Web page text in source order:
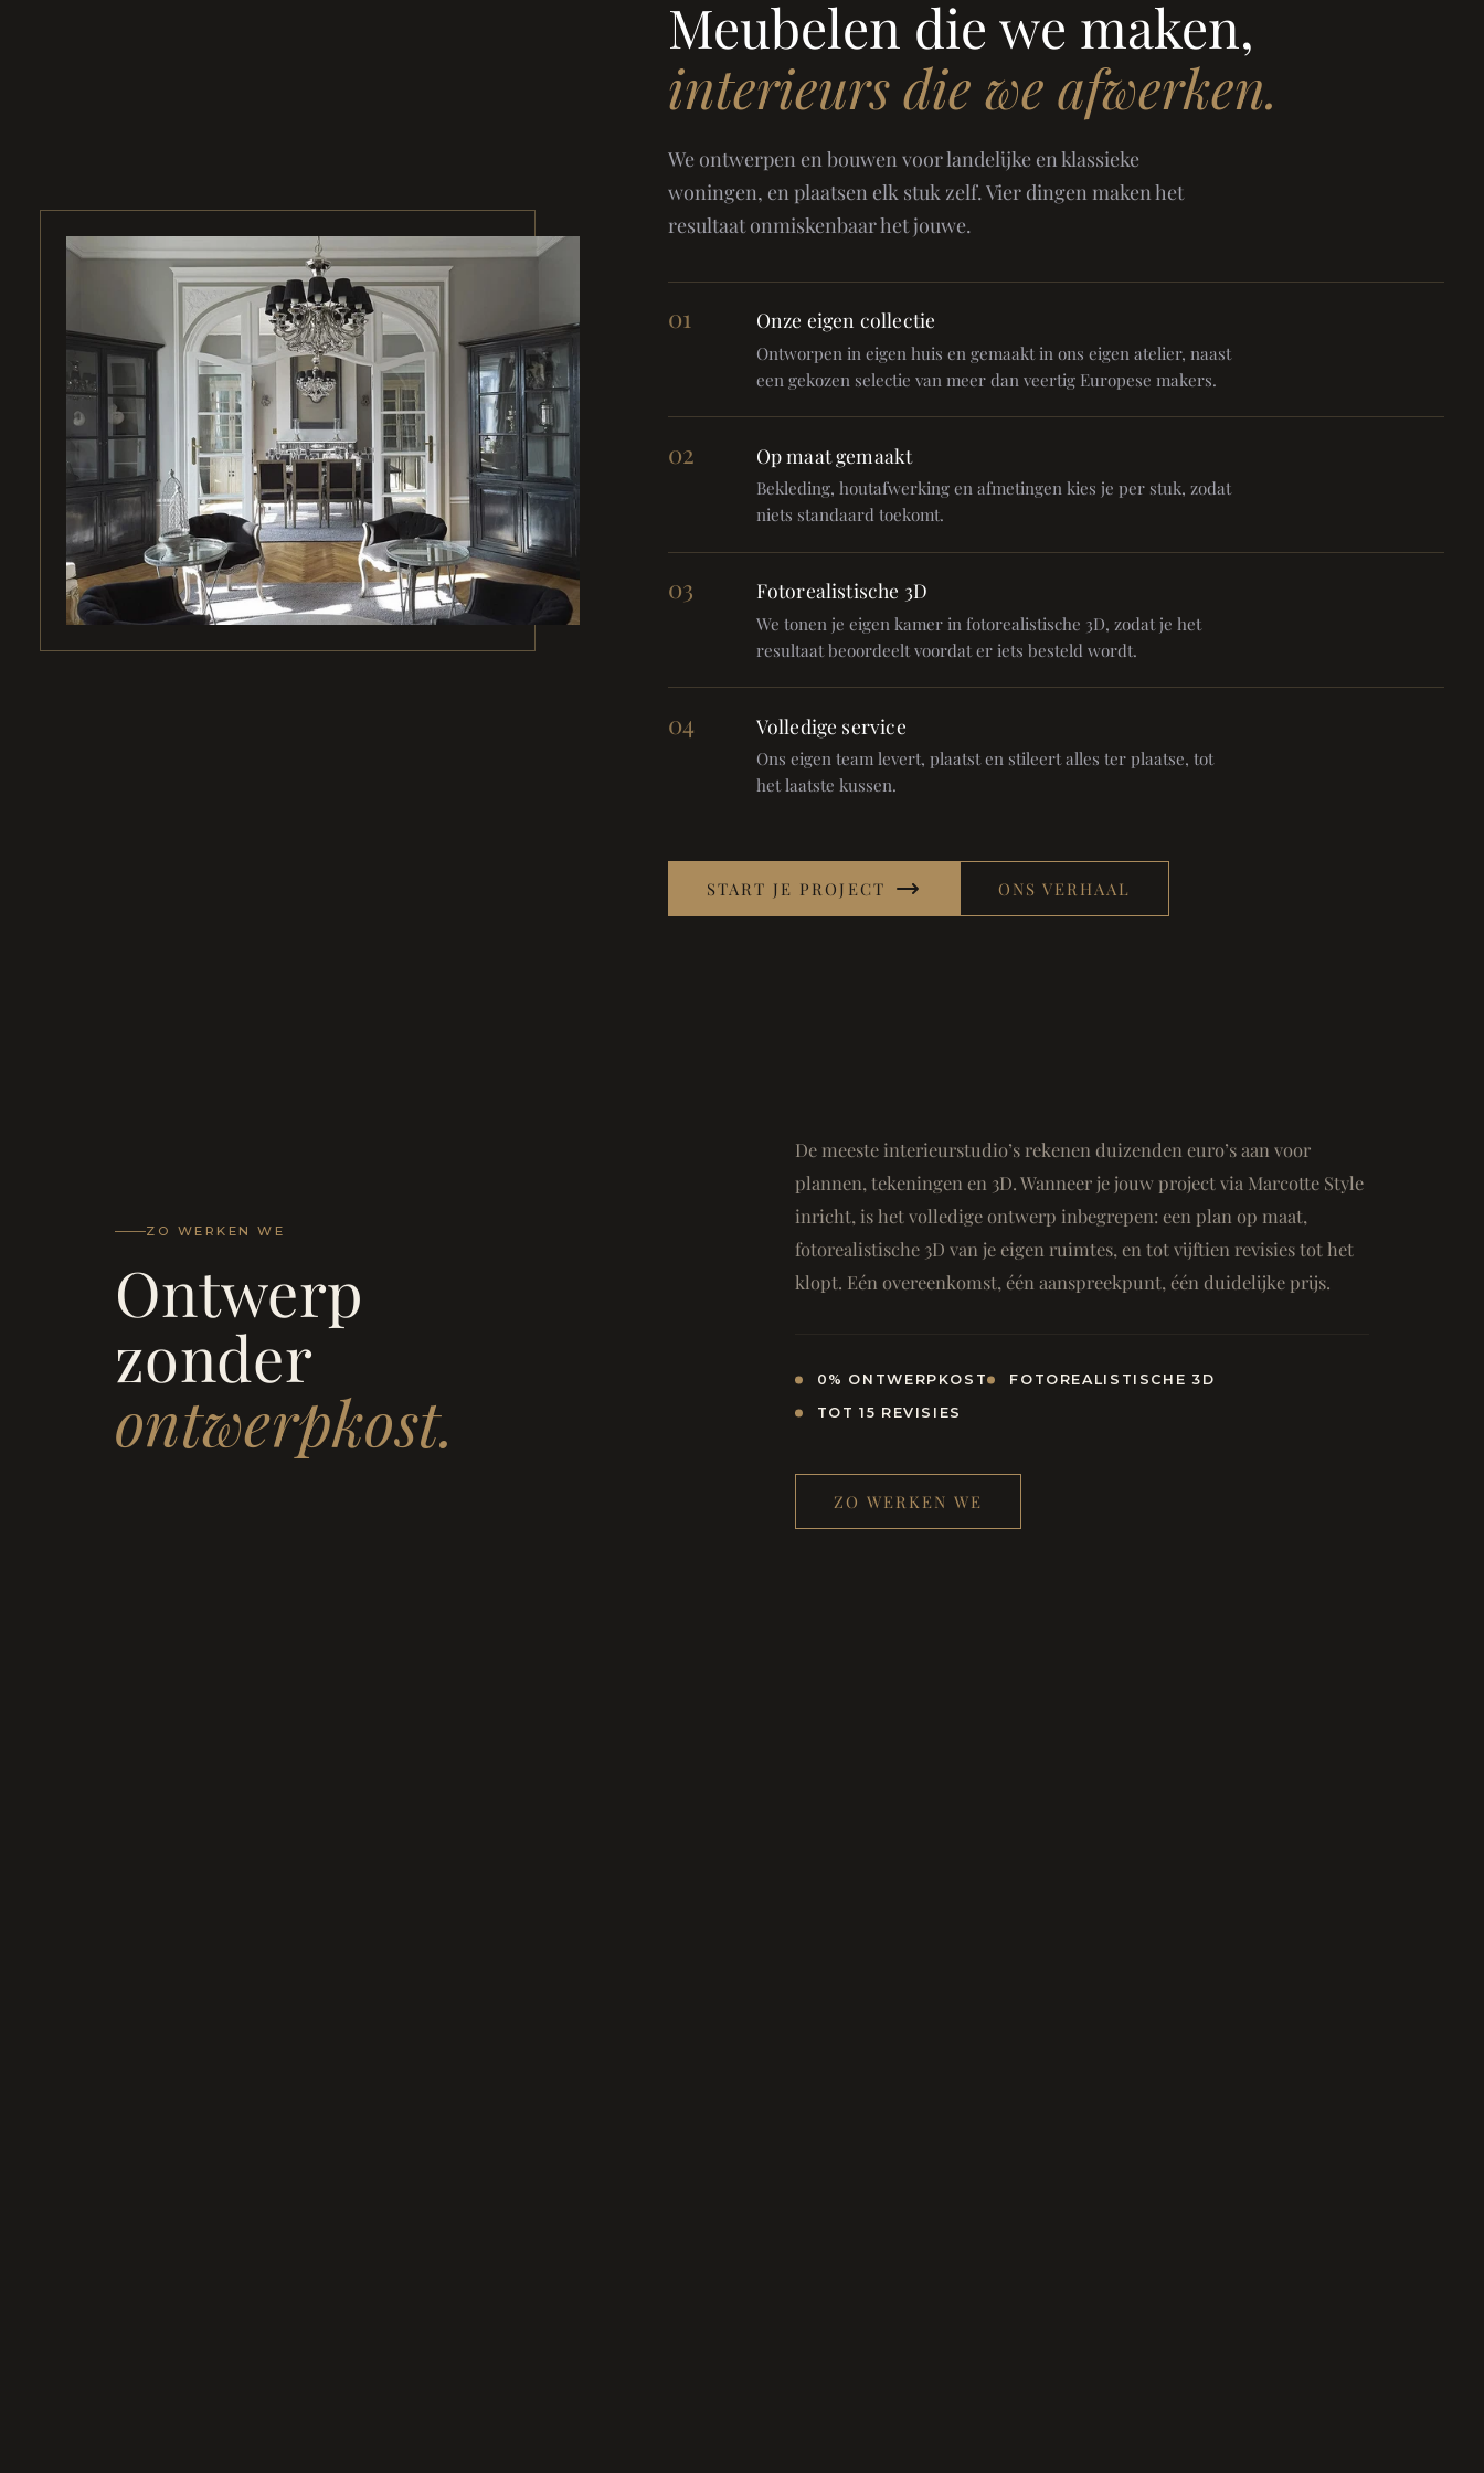
Meubelen die we maken,
interieurs die we afwerken.
We ontwerpen en bouwen voor landelijke en klassieke
woningen, en plaatsen elk stuk zelf. Vier dingen maken het
resultaat onmiskenbaar het jouwe.
01 Onze eigen collectie
Ontworpen in eigen huis en gemaakt in ons eigen atelier, naast
een gekozen selectie van meer dan veertig Europese makers.
02 Op maat gemaakt
Bekleding, houtafwerking en afmetingen kies je per stuk, zodat
niets standaard toekomt.
03 Fotorealistische 3D
We tonen je eigen kamer in fotorealistische 3D, zodat je het
resultaat beoordeelt voordat er iets besteld wordt.
04 Volledige service
Ons eigen team levert, plaatst en stileert alles ter plaatse, tot
het laatste kussen.
START JE PROJECT ONS VERHAAL
ZO WERKEN WE
Ontwerp
zonder
ontwerpkost.
De meeste interieurstudio’s rekenen duizenden euro’s aan voor
plannen, tekeningen en 3D. Wanneer je jouw project via Marcotte Style
inricht, is het volledige ontwerp inbegrepen: een plan op maat,
fotorealistische 3D van je eigen ruimtes, en tot vijftien revisies tot het
klopt. Eén overeenkomst, één aanspreekpunt, één duidelijke prijs.
0% ONTWERPKOST
FOTOREALISTISCHE 3D
TOT 15 REVISIES
ZO WERKEN WE